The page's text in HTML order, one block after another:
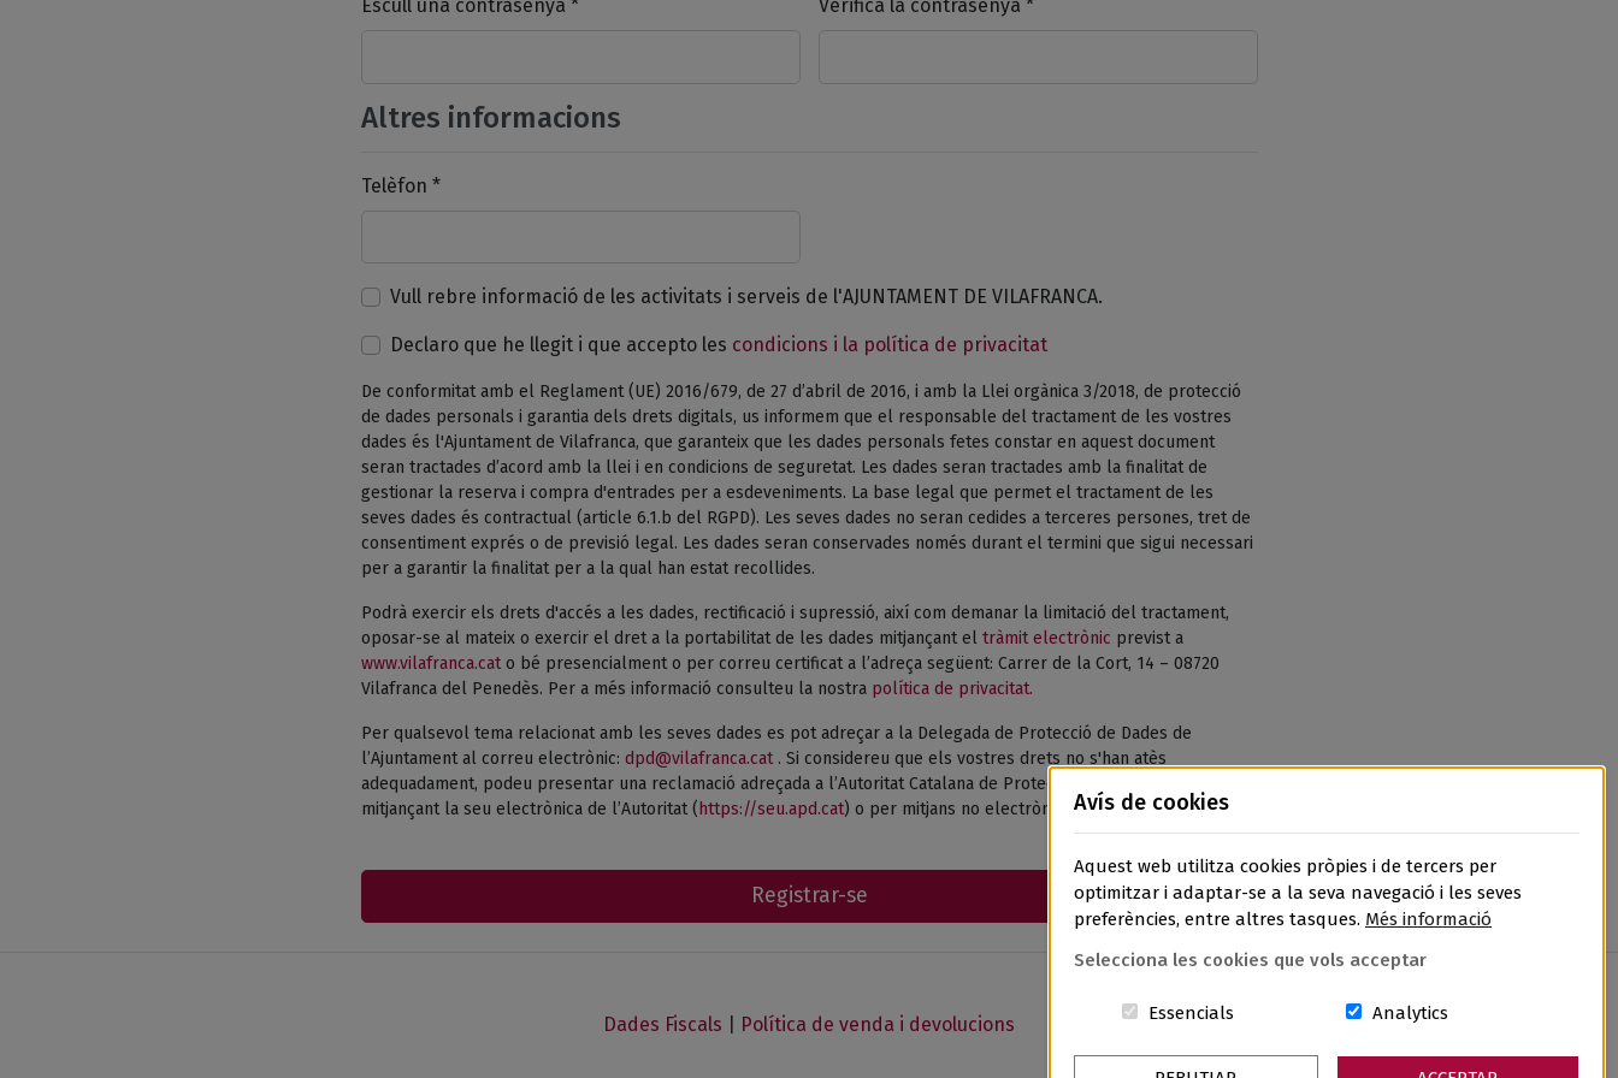
Escull una contrasenya * Verifica la contrasenya *
Altres informacions
Telèfon *
Vull rebre informació de les activitats i serveis de l'AJUNTAMENT DE VILAFRANCA.
Declaro que he llegit i que accepto les condicions i la política de privacitat
De conformitat amb el Reglament (UE) 2016/679, de 27 d’abril de 2016, i amb la Llei orgànica 3/2018, de protecció
de dades personals i garantia dels drets digitals, us informem que el responsable del tractament de les vostres
dades és l'Ajuntament de Vilafranca, que garanteix que les dades personals fetes constar en aquest document
seran tractades d’acord amb la llei i en condicions de seguretat. Les dades seran tractades amb la finalitat de
gestionar la reserva i compra d'entrades per a esdeveniments. La base legal que permet el tractament de les
seves dades és contractual (article 6.1.b del RGPD). Les seves dades no seran cedides a terceres persones, tret de
consentiment exprés o de previsió legal. Les dades seran conservades només durant el termini que sigui necessari
per a garantir la finalitat per a la qual han estat recollides.
Podrà exercir els drets d'accés a les dades, rectificació i supressió, així com demanar la limitació del tractament,
oposar-se al mateix o exercir el dret a la portabilitat de les dades mitjançant el tràmit electrònic previst a
www.vilafranca.cato bé presencialment o per correu certificat a l’adreça següent: Carrer de la Cort, 14 – 08720
Vilafranca del Penedès. Per a més informació consulteu la nostra política de privacitat.
Per qualsevol tema relacionat amb les seves dades es pot adreçar a la Delegada de Protecció de Dades de
l’Ajuntament al correu electrònic: dpd@vilafranca.cat. Si considereu que els vostres drets no s'han atès
adequadament, podeu presentar una reclamació adreçada a l’Autoritat Catalana de Protecció de Dades, l’APDCAT,
mitjançant la seu electrònica de l’Autoritat ( https://seu.apd.cat) o per mitjans no electrònics.
Registrar-se
Dades Fiscals Política de venda i devolucions
Avís de cookies
Aquest web utilitza cookies pròpies i de tercers per
optimitzar i adaptar-se a la seva navegació i les seves
preferències, entre altres tasques. Més informació
Selecciona les cookies que vols acceptar
Essencials Aquestes cookies són essencials per al lloc
Analytics